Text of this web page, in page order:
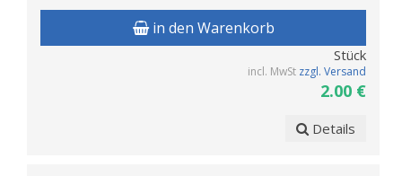
in den Warenkorb
Stück
incl. MwSt zzgl. Versand
2.00 €
Details